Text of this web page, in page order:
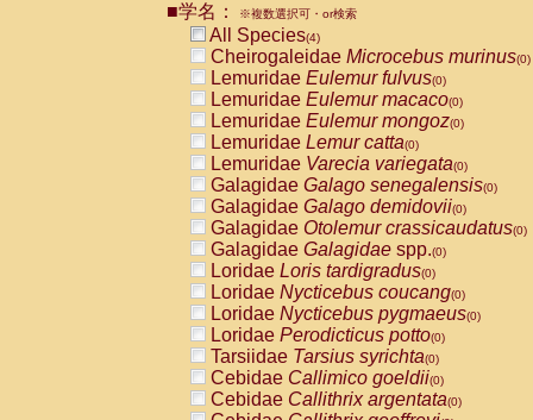
CebidaeCebus nigrivittatus
CebidaeCebus
CebidaeSaimiri boliviensis(0)
CebidaeSaimiri sciureus(0)
AtelidaeAlouatta caraya(0)
AtelidaeAlouatta fusca(0)
AtelidaeAlouatta seniculus
AtelidaeAlouattaspp.(0)
AtelidaeAteles belzebuth(0)
AtelidaeAteles geoffroyi(0)
AtelidaeAteles paniscus(0)
AtelidaeAtelesspp.(0)
Atelidae Lagothrix lagothricha
AtelidaeLagothrix lagothricha cana
PitheciidaeCacajao calvus
PitheciidaeCallicebus cupreus
PitheciidaeCallicebus donacophilus
PitheciidaeCallicebus moloch
PitheciidaeCallicebus torquatus
■学名： ※複数選択可・or検索
All Species(4)
Cheirogaleidae Microcebus murinus(0)
Lemuridae Eulemur fulvus(0)
Lemuridae Eulemur macaco(0)
Lemuridae Eulemur mongoz(0)
Lemuridae Lemur catta(0)
Lemuridae Varecia variegata(0)
Galagidae Galago senegalensis(0)
Galagidae Galago demidovii(0)
Galagidae Otolemur crassicaudatus(0)
Galagidae Galagidae spp.(0)
Loridae Loris tardigradus(0)
Loridae Nycticebus coucang(0)
Loridae Nycticebus pygmaeus(0)
Loridae Perodicticus potto(0)
Tarsiidae Tarsius syrichta(0)
Cebidae Callimico goeldii(0)
Cebidae Callithrix argentata(0)